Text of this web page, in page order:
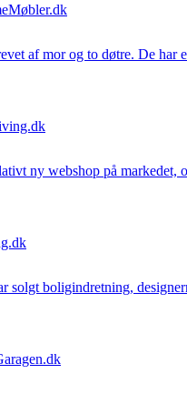
af mor og to døtre. De har
ny webshop på markedet,
solgt boligindretning,